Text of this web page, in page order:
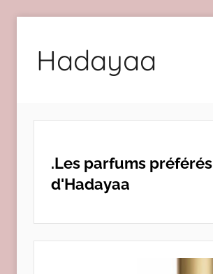
contenu
Hadayaa
.Les parfums préférés
d'Hadayaa